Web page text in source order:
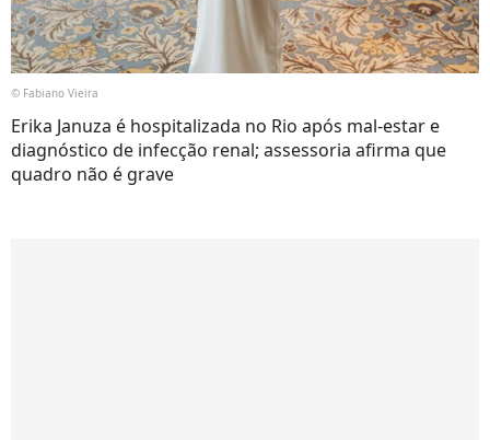
© Fabiano Vieira
Erika Januza é hospitalizada no Rio após mal-estar e
diagnóstico de infecção renal; assessoria afirma que
quadro não é grave